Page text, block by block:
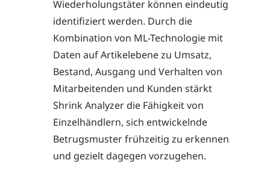
Wiederholungstäter können eindeutig
identifiziert werden. Durch die
Kombination von ML-Technologie mit
Daten auf Artikelebene zu Umsatz,
Bestand, Ausgang und Verhalten von
Mitarbeitenden und Kunden stärkt
Shrink Analyzer die Fähigkeit von
Einzelhändlern, sich entwickelnde
Betrugsmuster frühzeitig zu erkennen
und gezielt dagegen vorzugehen.